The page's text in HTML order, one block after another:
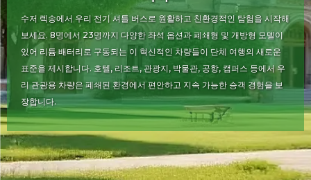
수저 렉송에서 우리 전기 셔틀 버스로 원활하고 친환경적인 탐험을 시작해
보세요. 8명에서 23명까지 다양한 좌석 옵션과 폐쇄형 및 개방형 모델이
있어 리튬 배터리로 구동되는 이 혁신적인 차량들이 단체 여행의 새로운
표준을 제시합니다. 호텔, 리조트, 관광지, 박물관, 공항, 캠퍼스 등에서 우
리 관광용 차량은 폐쇄된 환경에서 편안하고 지속 가능한 승객 경험을 보
장합니다.